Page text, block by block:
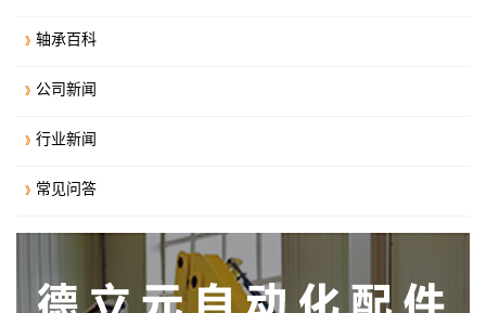
轴承百科
公司新闻
行业新闻
常见问答